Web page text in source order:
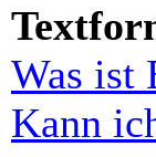
Was ist
Kann